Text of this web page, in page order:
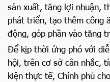
sản xuất, tăng lợi nhuận,
phát triển, tạo thêm công
động, góp phần vào tăng
Để kịp thời ứng phó với
hội, trên cơ sở cân nhắc,
kiện thực tế, Chính phủ